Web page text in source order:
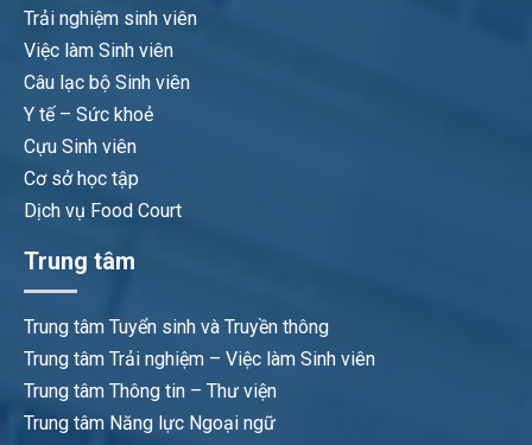
Trải nghiệm sinh viên
Việc làm Sinh viên
Câu lạc bộ Sinh viên
Y tế – Sức khoẻ
Cựu Sinh viên
Cơ sở học tập
Dịch vụ Food Court
Trung tâm
Trung tâm Tuyển sinh và Truyền thông
Trung tâm Trải nghiệm – Việc làm Sinh viên
Trung tâm Thông tin – Thư viện
Trung tâm Năng lực Ngoại ngữ